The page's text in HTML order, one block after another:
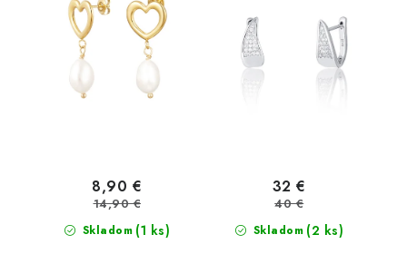
Skladom (1 ks)
8,90 €
14,90 €
Skladom (2 ks)
32 €
40 €